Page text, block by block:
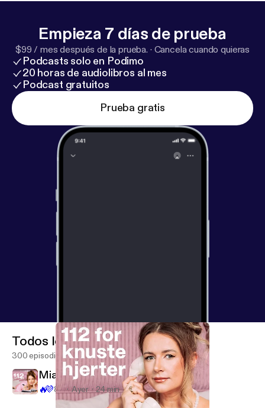
selvfølgelig også dig, der sidder midt i hjertesorgen
nye episoder hver onsdag Følg '112 For Knuste
Hjerter' og Maria Jencel på Instagram
@112forknustehjerter @mariajencel Vært og
tilrettelæggelse: Maria Jencel Klipper: Olivia Nagel
Bisleth Musik: Peter Sejersbøl SoMe: Isabella
Andersen Caster: Camille Bloch Ravn Redaktør:
Sarah Ørsted
Empieza 7 días de prueba
$99 / mes después de la prueba. · Cancela cuando quieras
Podcasts solo en Podimo
20 horas de audiolibros al mes
Podcast gratuitos
Prueba gratis
Todos los episodios
300 episodios
Mia Thim: Siden Sidst
🔥💜89 Ayer 24 min